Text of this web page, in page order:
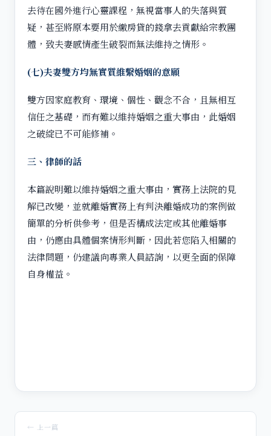
去待在國外進行心靈課程，無視當事人的失落與質
疑，甚至將原本要用於繳房貸的錢拿去貢獻給宗教團
體，致夫妻感情產生破裂而無法維持之情形。
(七)夫妻雙方均無實質維繫婚姻的意願
雙方因家庭教育、環境、個性、觀念不合，且無相互
信任之基礎，而有難以維持婚姻之重大事由，此婚姻
之破綻已不可能修補。
三、律師的話
本篇說明難以維持婚姻之重大事由，實務上法院的見
解已改變，並就離婚實務上有判決離婚成功的案例做
簡單的分析供參考，但是否構成法定或其他離婚事
由，仍應由具體個案情形判斷，因此若您陷入相關的
法律問題，仍建議向專業人員諮詢，以更全面的保障
自身權益。
← 上一篇